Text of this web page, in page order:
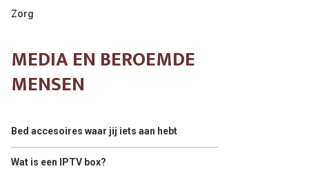
Zorg
MEDIA EN BEROEMDE
MENSEN
Bed accesoires waar jij iets aan hebt
Wat is een IPTV box?